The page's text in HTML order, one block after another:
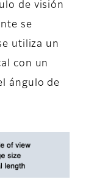
de visión
se
utiliza un
con un
ángulo de